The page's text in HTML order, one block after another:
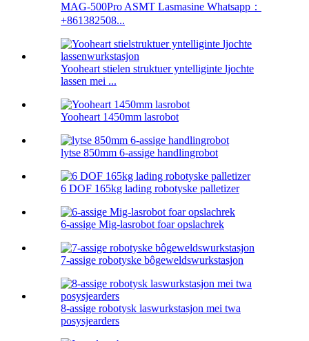
MAG-500Pro ASMT Lasmasine Whatsapp：
+861382508...
Yooheart stielen struktuer yntelliginte ljochte
lassen mei ...
Yooheart 1450mm lasrobot
lytse 850mm 6-assige handlingrobot
6 DOF 165kg lading robotyske palletizer
6-assige Mig-lasrobot foar opslachrek
7-assige robotyske bôgeweldswurkstasjon
8-assige robotysk laswurkstasjon mei twa
posysjearders